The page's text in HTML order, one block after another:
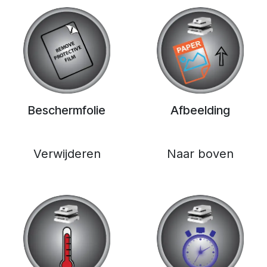
Beschermfolie
Verwijderen
Afbeelding
Naar boven